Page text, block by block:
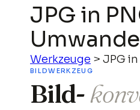
JPG in
Werkzeuge > JPG
BILDWERKZEUG
Bild-